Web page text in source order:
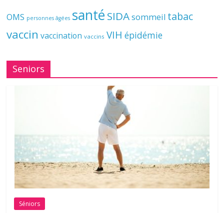
OMS personnes âgées santé SIDAsommeil tabac
vaccin vaccination vaccins VIH épidémie
Seniors
Séniors